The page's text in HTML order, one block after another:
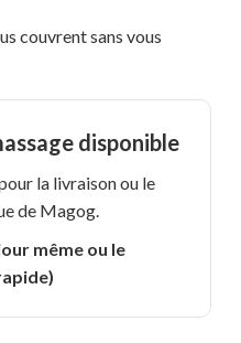
couvrent sans vous
disponible
la livraison ou le
de Magog.
même ou le